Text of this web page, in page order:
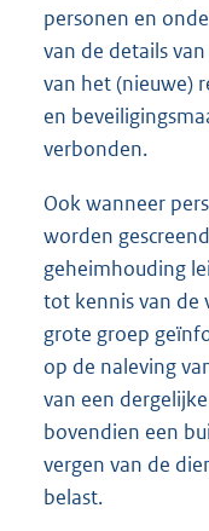
personen en
van de details
van het (nieuwe)
en
verbonden.
Ook wanneer
worden
geheimhouding
tot kennis van de
grote groep
op de naleving
van een
bovendien een
vergen van de
belast.